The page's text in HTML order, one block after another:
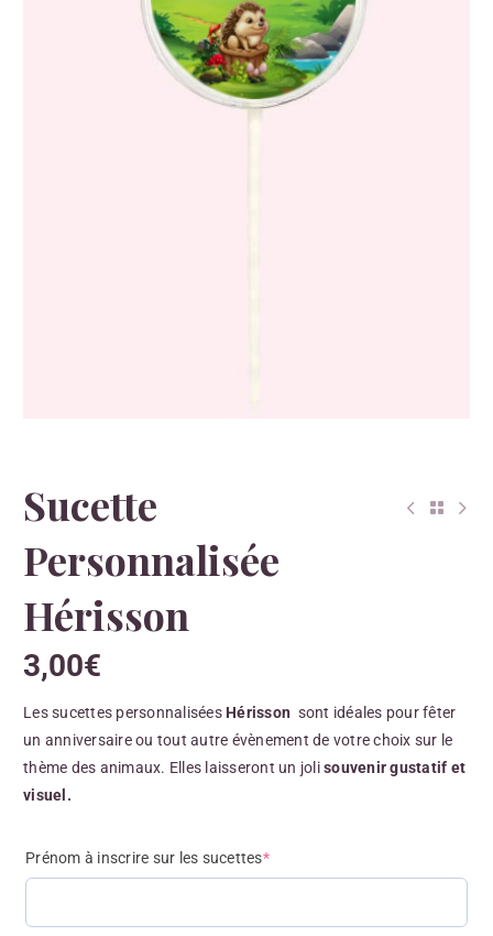
Sucette
Personnalisée
Hérisson
3,00€
Les sucettes personnalisées Hérisson sont idéales pour fêter
un anniversaire ou tout autre évènement de votre choix sur le
thème des animaux. Elles laisseront un jolisouvenir gustatif et
visuel.
Prénom à inscrire sur les sucettes*